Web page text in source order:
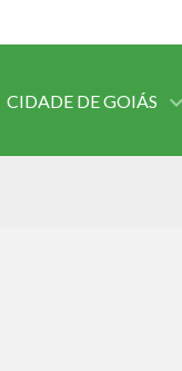
CIDADE DE GOIÁS